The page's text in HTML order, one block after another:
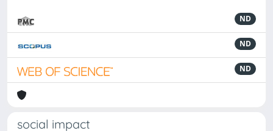
ND
ND
ND
social impact